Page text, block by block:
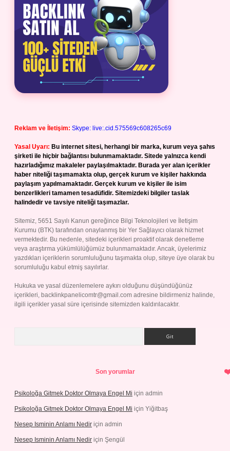
Reklam ve İletişim: Skype: live:.cid.575569c608265c69
Yasal Uyarı: Bu internet sitesi, herhangi bir marka, kurum veya şahıs
şirketi ile hiçbir bağlantısı bulunmamaktadır. Sitede yalnızca kendi
hazırladığımız makaleler paylaşılmaktadır. Burada yer alan içerikler
haber niteliği taşımamakta olup, gerçek kurum ve kişiler hakkında
paylaşım yapılmamaktadır. Gerçek kurum ve kişiler ile isim
benzerlikleri tamamen tesadüfidir. Sitemizdeki bilgiler taslak
halindedir ve tavsiye niteliği taşımazlar.
Sitemiz, 5651 Sayılı Kanun gereğince Bilgi Teknolojileri ve İletişim
Kurumu (BTK) tarafından onaylanmış bir Yer Sağlayıcı olarak hizmet
vermektedir. Bu nedenle, sitedeki içerikleri proaktif olarak denetleme
veya araştırma yükümlülüğümüz bulunmamaktadır. Ancak, üyelerimiz
yazdıkları içeriklerin sorumluluğunu taşımakta olup, siteye üye olarak bu
sorumluluğu kabul etmiş sayılırlar.
Hukuka ve yasal düzenlemelere aykırı olduğunu düşündüğünüz
içerikleri, backlinkpanelicomtr@gmail.com adresine bildirmeniz halinde,
ilgili içerikler yasal süre içerisinde sitemizden kaldırılacaktır.
Son yorumlar
Psikoloğa Gitmek Doktor Olmaya Engel Mi için admin
Psikoloğa Gitmek Doktor Olmaya Engel Mi için Yiğitbaş
Nesep Isminin Anlamı Nedir için admin
Nesep Isminin Anlamı Nedir için Şengül